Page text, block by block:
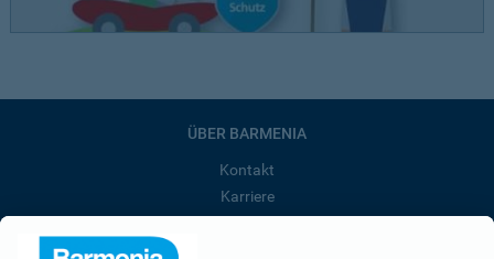
ÜBER BARMENIA
Kontakt
Karriere